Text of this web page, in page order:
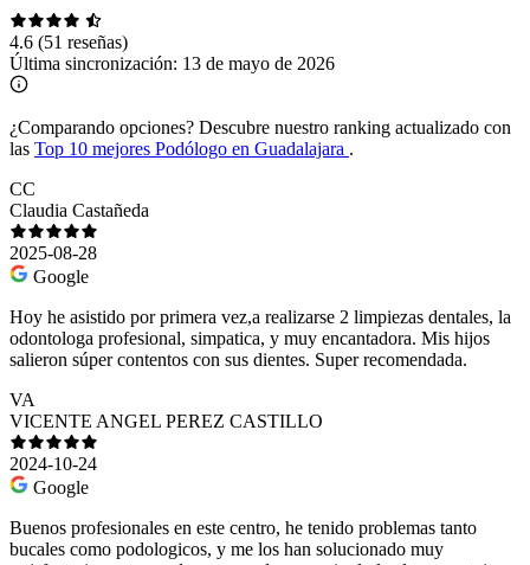
4.6 (51 reseñas)
Última sincronización: 13 de mayo de 2026
¿Comparando opciones? Descubre nuestro ranking actualizado con
las Top 10 mejores Podólogo en Guadalajara .
CC
Claudia Castañeda
2025-08-28
Google
Hoy he asistido por primera vez,a realizarse 2 limpiezas dentales, la
odontologa profesional, simpatica, y muy encantadora. Mis hijos
salieron súper contentos con sus dientes. Super recomendada.
VA
VICENTE ANGEL PEREZ CASTILLO
2024-10-24
Google
Buenos profesionales en este centro, he tenido problemas tanto
bucales como podologicos, y me los han solucionado muy